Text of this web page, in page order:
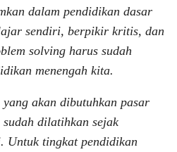
dalam pendidikan dasar
sendiri, berpikir kritis, dan
solving harus sudah
menengah kita.
akan dibutuhkan pasar
dilatihkan sejak
Untuk tingkat pendidikan